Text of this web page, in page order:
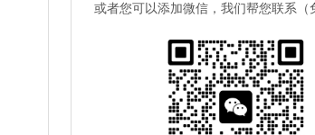
或者您可以添加微信，我们帮您联系（